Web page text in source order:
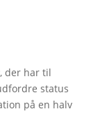
der har til
status
på en halv